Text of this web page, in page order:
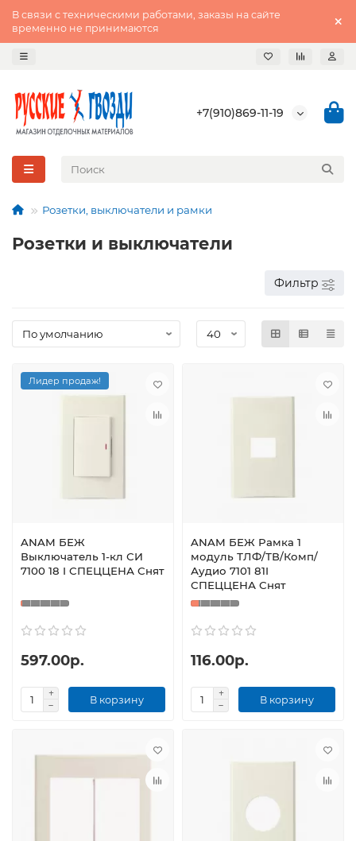
В связи с техническими работами, заказы на сайте
временно не принимаются
+7(910)869-11-19
Розетки, выключатели и рамки
Розетки и выключатели
Фильтр
Лидер продаж!
ANAM БЕЖ
Выключатель 1-кл СИ
7100 18 I СПЕЦЦЕНА Снят
597.00р.
В корзину
ANAM БЕЖ Рамка 1
модуль ТЛФ/ТВ/Комп/
Аудио 7101 81I
СПЕЦЦЕНА Снят
116.00р.
В корзину